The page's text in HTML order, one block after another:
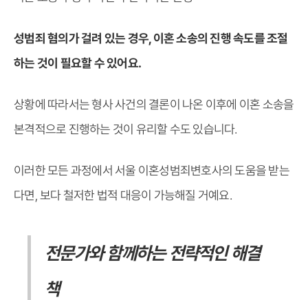
성범죄 혐의가 걸려 있는 경우, 이혼 소송의 진행 속도를 조절
하는 것이 필요할 수 있어요.
상황에 따라서는 형사 사건의 결론이 나온 이후에 이혼 소송을
본격적으로 진행하는 것이 유리할 수도 있습니다.
이러한 모든 과정에서 서울 이혼성범죄변호사의 도움을 받는
다면, 보다 철저한 법적 대응이 가능해질 거예요.
전문가와 함께하는 전략적인 해결
책